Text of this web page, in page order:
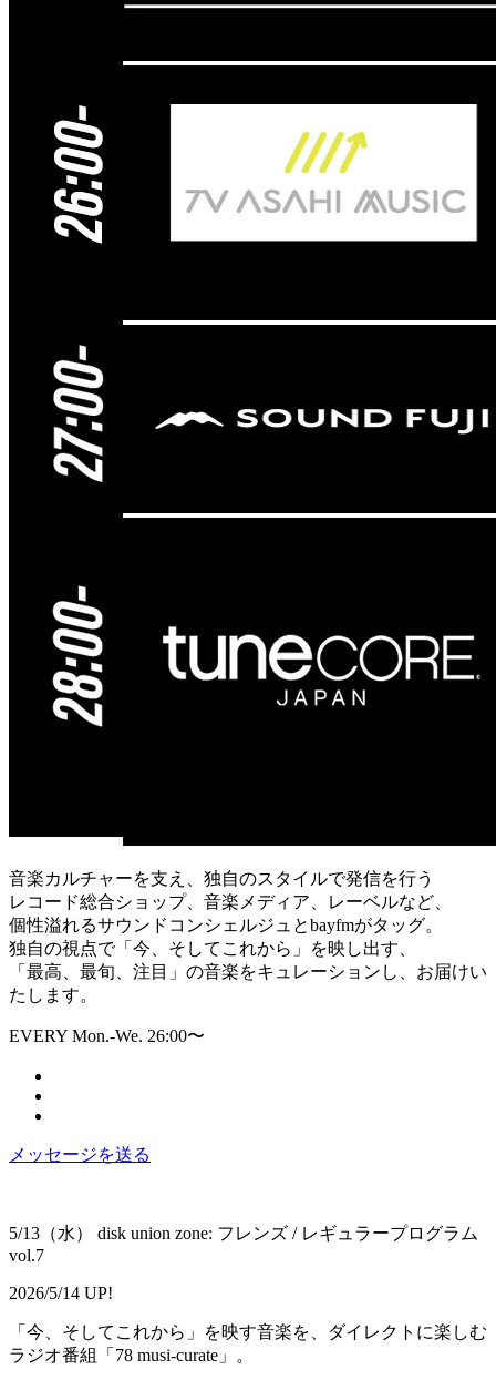
音楽カルチャーを支え、独自のスタイルで発信を行う
レコード総合ショップ、音楽メディア、レーベルなど、
個性溢れるサウンドコンシェルジュとbayfmがタッグ。
独自の視点で「今、そしてこれから」を映し出す、
「最高、最旬、注目」の音楽をキュレーションし、お届けい
たします。
EVERY Mon.-We. 26:00〜
メッセージを送る
5/13（水） disk union zone: フレンズ / レギュラープログラム
vol.7
2026/5/14 UP!
「今、そしてこれから」を映す音楽を、ダイレクトに楽しむ
ラジオ番組「78 musi-curate」。